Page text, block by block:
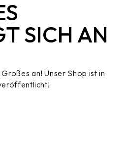
K
SICH AN
an! Unser Shop ist in